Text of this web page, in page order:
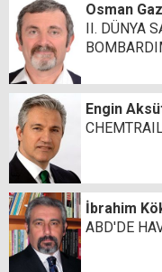
Osman
II. DÜNYA
Engin
İbrahim
ABD'DE